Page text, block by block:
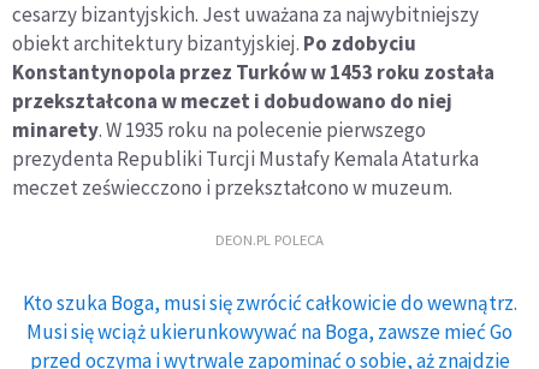
cesarzy bizantyjskich. Jest uważana za najwybitniejszy
obiekt architektury bizantyjskiej. Po zdobyciu
Konstantynopola przez Turków w 1453 roku została
przekształcona w meczet i dobudowano do niej
minarety. W 1935 roku na polecenie pierwszego
prezydenta Republiki Turcji Mustafy Kemala Ataturka
meczet zeświecczono i przekształcono w muzeum.
DEON.PL POLECA
Kto szuka Boga, musi się zwrócić całkowicie do wewnątrz.
Musi się wciąż ukierunkowywać na Boga, zawsze mieć Go
przed oczyma i wytrwale zapominać o sobie, aż znajdzie